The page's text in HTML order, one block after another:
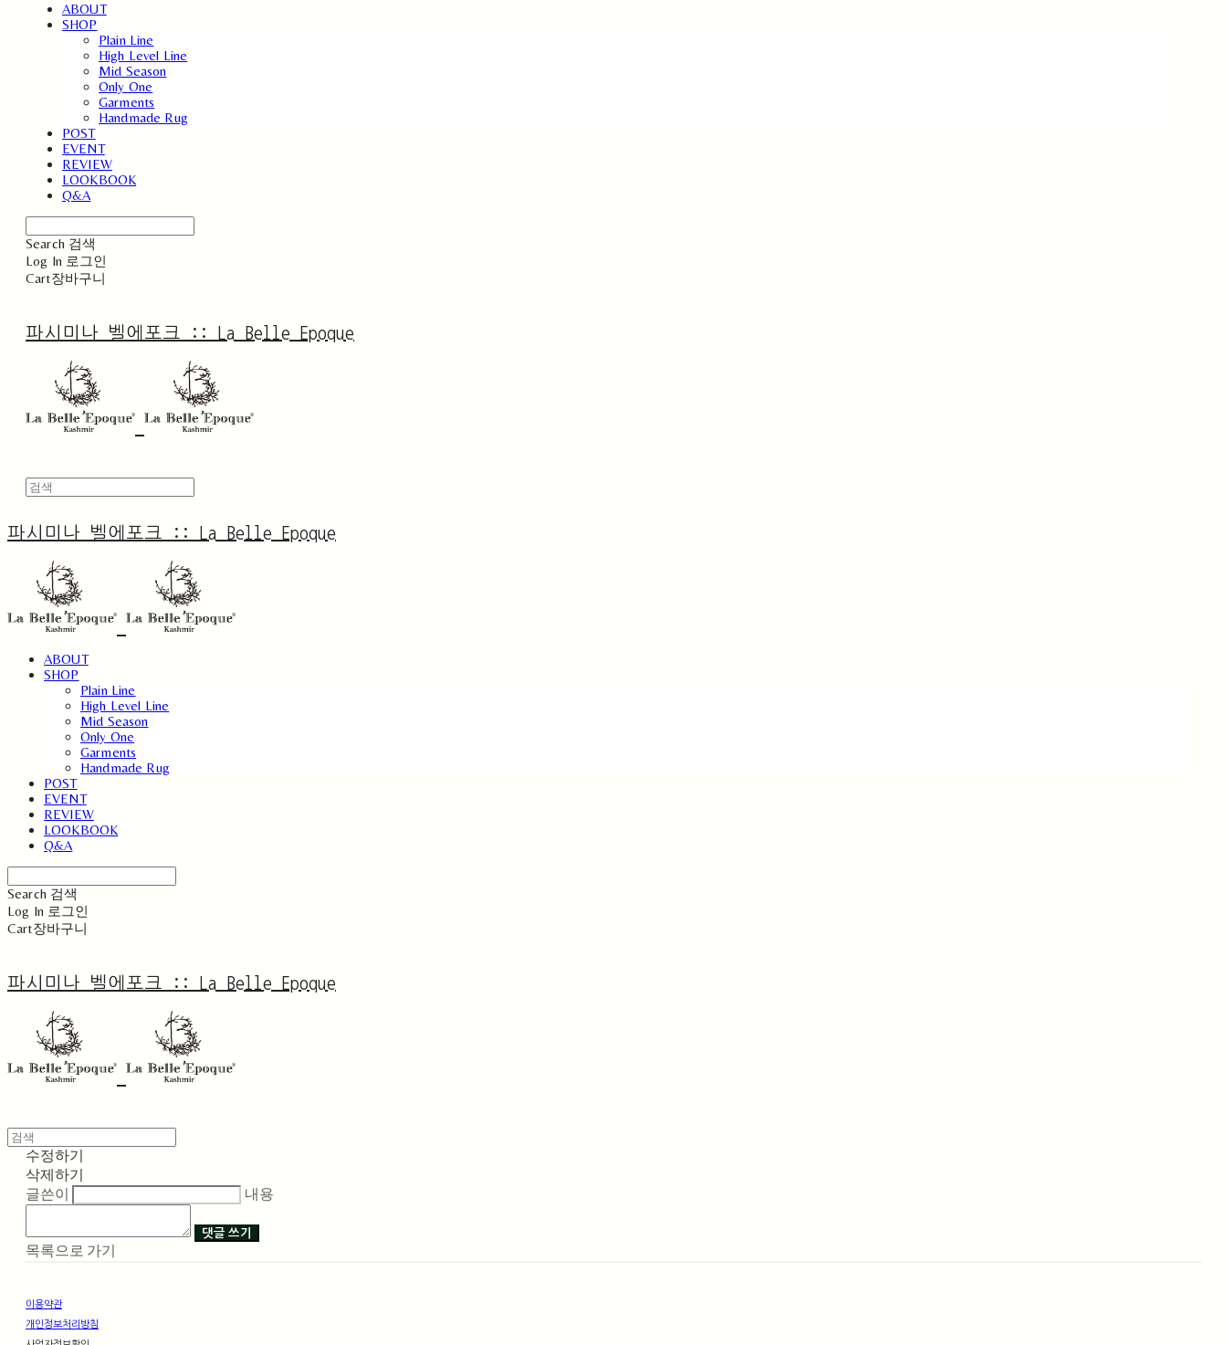
ABOUT
SHOP
Plain Line
High Level Line
Mid Season
Only One
Garments
Handmade Rug
POST
EVENT
REVIEW
LOOKBOOK
Q&A
Search 검색
Log In 로그인
Cart장바구니
파시미나 벨에포크 :: La Belle Epoque
파시미나 벨에포크 :: La Belle Epoque
ABOUT
SHOP
Plain Line
High Level Line
Mid Season
Only One
Garments
Handmade Rug
POST
EVENT
REVIEW
LOOKBOOK
Q&A
Search 검색
Log In 로그인
Cart장바구니
파시미나 벨에포크 :: La Belle Epoque
수정하기
삭제하기
글쓴이
내용
댓글 쓰기
목록으로 가기
이용약관
개인정보처리방침